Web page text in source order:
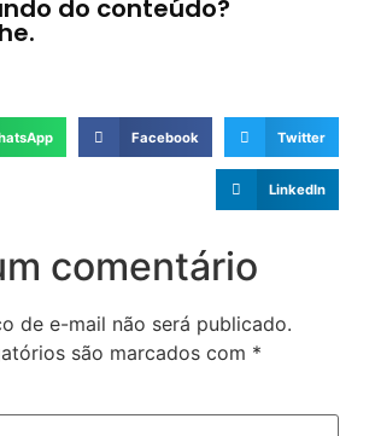
do conteúdo?
Facebook Twitter
LinkedIn
comentário
de e-mail não será publicado.
são marcados com *